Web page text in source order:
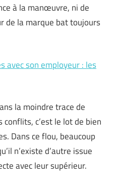
à la manœuvre, ni de
de la marque bat toujours
avec son employeur : les
la moindre trace de
c’est le lot de bien
Dans ce flou, beaucoup
n’existe d’autre issue
avec leur supérieur.